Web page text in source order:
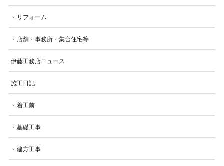
・リフォーム
・店舗・事務所・集合住宅等
伊藤工務店ニュース
施工日記
・着工前
・基礎工事
・建方工事